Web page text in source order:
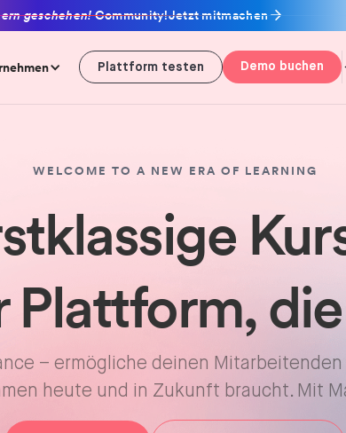
geschehen!Community!Jetzt mitmachen
Plattform testen Demo buchen
WELCOME TO A NEW ERA OF LEARNING
Plattform,
– ermögliche deinen
heute und in Zukunft braucht. Mit